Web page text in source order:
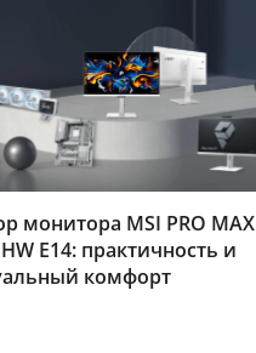
монитора MSI PRO MAX
E14: практичность и
комфорт